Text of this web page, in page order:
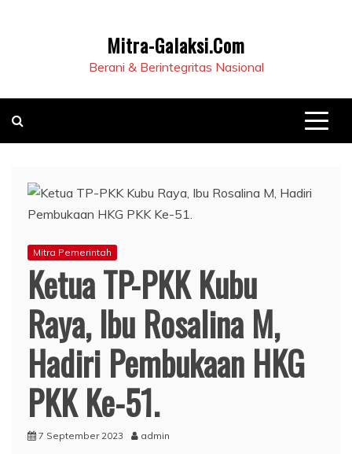
Mitra-Galaksi.Com
Berani & Berintegritas Nasional
Mitra Pemerintah
Ketua TP-PKK Kubu
Raya, Ibu Rosalina M,
Hadiri Pembukaan HKG
PKK Ke-51.
7 September 2023 admin